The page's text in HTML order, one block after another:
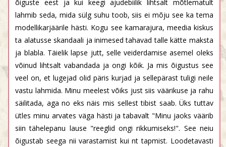
õiguste eest ja kui keegi ajudebiilik lihtsalt mõtlematult
lahmib seda, mida sülg suhu toob, siis ei mõju see ka tema
modellikarjäärile hästi. Kogu see kamarajura, meedia kiskus
ta alatusse skandaali ja inimesed tahavad talle kätte maksta
ja blabla. Täielik lapse jutt, selle veiderdamise asemel oleks
võinud lihtsalt vabandada ja ongi kõik. Ja mis õigustus see
veel on, et lugejad olid päris kurjad ja sellepärast tuligi neile
vastu lahmida. Minu meelest võiks just siis väärikuse ja rahu
säilitada, aga no eks näis mis sellest tibist saab. Üks tuttav
ütles minu arvates väga hästi ja tabavalt "Minu jaoks väärib
siin tähelepanu lause "reeglid ongi rikkumiseks!". See neiu
õigustab seega nii varastamist kui nt tapmist. Loodetavasti